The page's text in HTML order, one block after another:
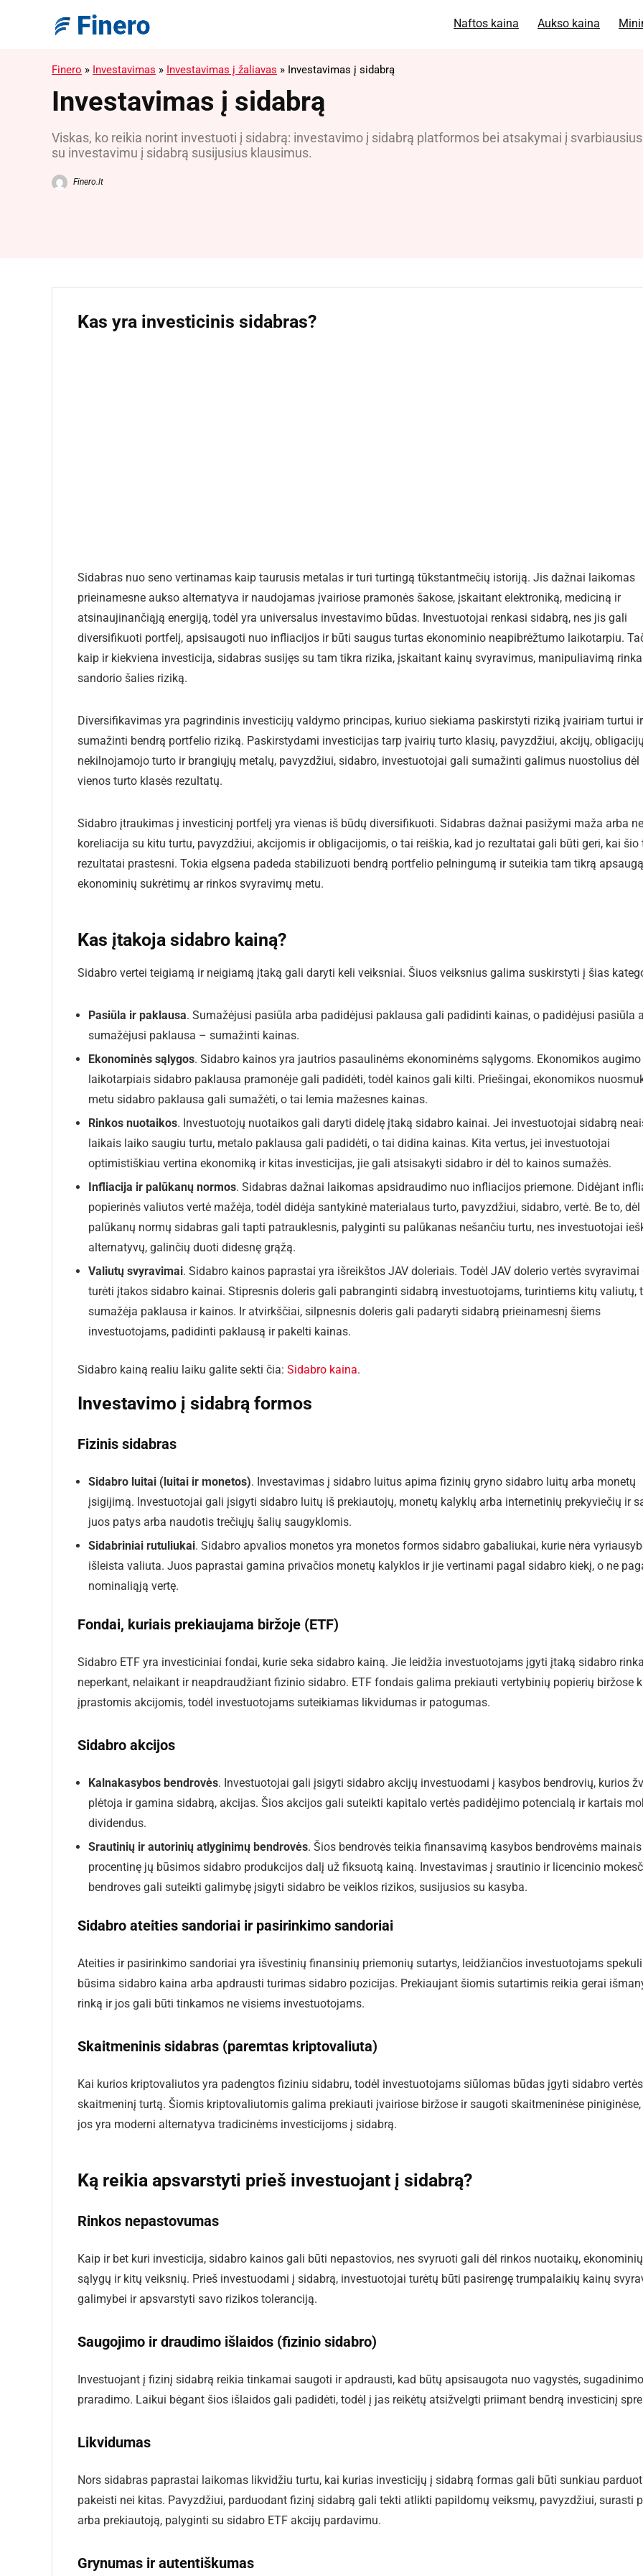
Naftos kaina Aukso kaina
Finero » Investavimas » Investavimas į žaliavas » Investavimas į sidabrą
Investavimas į sidabrą
Viskas, ko reikia norint investuoti į sidabrą: investavimo į sidabrą platformos bei atsakymai į svarbiausius
su investavimu į sidabrą susijusius klausimus.
Finero.lt
Kas yra investicinis sidabras?
Sidabras nuo seno vertinamas kaip taurusis metalas ir turi turtingą tūkstantmečių istoriją. Jis dažnai laikomas
prieinamesne aukso alternatyva ir naudojamas įvairiose pramonės šakose, įskaitant elektroniką, mediciną ir
atsinaujinančiąją energiją, todėl yra universalus investavimo būdas. Investuotojai renkasi sidabrą, nes jis gali
diversifikuoti portfelį, apsisaugoti nuo infliacijos ir būti saugus turtas ekonominio neapibrėžtumo laikotarpiu.
kaip ir kiekviena investicija, sidabras susijęs su tam tikra rizika, įskaitant kainų svyravimus, manipuliavimą
sandorio šalies riziką.
Diversifikavimas yra pagrindinis investicijų valdymo principas, kuriuo siekiama paskirstyti riziką įvairiam turtui
sumažinti bendrą portfelio riziką. Paskirstydami investicijas tarp įvairių turto klasių, pavyzdžiui, akcijų,
nekilnojamojo turto ir brangiųjų metalų, pavyzdžiui, sidabro, investuotojai gali sumažinti galimus nuostolius dėl
vienos turto klasės rezultatų.
Sidabro įtraukimas į investicinį portfelį yra vienas iš būdų diversifikuoti. Sidabras dažnai pasižymi maža arba
koreliacija su kitu turtu, pavyzdžiui, akcijomis ir obligacijomis, o tai reiškia, kad jo rezultatai gali būti geri, kai šio
rezultatai prastesni. Tokia elgsena padeda stabilizuoti bendrą portfelio pelningumą ir suteikia tam tikrą apsaugą
ekonominių sukrėtimų ar rinkos svyravimų metu.
Kas įtakoja sidabro kainą?
Sidabro vertei teigiamą ir neigiamą įtaką gali daryti keli veiksniai. Šiuos veiksnius galima suskirstyti į šias
Pasiūla ir paklausa. Sumažėjusi pasiūla arba padidėjusi paklausa gali padidinti kainas, o padidėjusi pasiūla
sumažėjusi paklausa – sumažinti kainas.
Ekonominės sąlygos. Sidabro kainos yra jautrios pasaulinėms ekonominėms sąlygoms. Ekonomikos augimo
laikotarpiais sidabro paklausa pramonėje gali padidėti, todėl kainos gali kilti. Priešingai, ekonomikos
metu sidabro paklausa gali sumažėti, o tai lemia mažesnes kainas.
Rinkos nuotaikos. Investuotojų nuotaikos gali daryti didelę įtaką sidabro kainai. Jei investuotojai sidabrą
laikais laiko saugiu turtu, metalo paklausa gali padidėti, o tai didina kainas. Kita vertus, jei investuotojai
optimistiškiau vertina ekonomiką ir kitas investicijas, jie gali atsisakyti sidabro ir dėl to kainos sumažės.
Infliacija ir palūkanų normos. Sidabras dažnai laikomas apsidraudimo nuo infliacijos priemone. Didėjant
popierinės valiutos vertė mažėja, todėl didėja santykinė materialaus turto, pavyzdžiui, sidabro, vertė. Be to,
palūkanų normų sidabras gali tapti patrauklesnis, palyginti su palūkanas nešančiu turtu, nes investuotojai
alternatyvų, galinčių duoti didesnę grąžą.
Valiutų svyravimai. Sidabro kainos paprastai yra išreikštos JAV doleriais. Todėl JAV dolerio vertės svyravimai
turėti įtakos sidabro kainai. Stipresnis doleris gali pabranginti sidabrą investuotojams, turintiems kitų valiutų,
sumažėja paklausa ir kainos. Ir atvirkščiai, silpnesnis doleris gali padaryti sidabrą prieinamesnį šiems
investuotojams, padidinti paklausą ir pakelti kainas.
Sidabro kainą realiu laiku galite sekti čia: Sidabro kaina.
Investavimo į sidabrą formos
Fizinis sidabras
Sidabro luitai (luitai ir monetos). Investavimas į sidabro luitus apima fizinių gryno sidabro luitų arba monetų
įsigijimą. Investuotojai gali įsigyti sidabro luitų iš prekiautojų, monetų kalyklų arba internetinių prekyviečių ir
juos patys arba naudotis trečiųjų šalių saugyklomis.
Sidabriniai rutuliukai. Sidabro apvalios monetos yra monetos formos sidabro gabaliukai, kurie nėra
išleista valiuta. Juos paprastai gamina privačios monetų kalyklos ir jie vertinami pagal sidabro kiekį, o ne
nominaliąją vertę.
Fondai, kuriais prekiaujama biržoje (ETF)
Sidabro ETF yra investiciniai fondai, kurie seka sidabro kainą. Jie leidžia investuotojams įgyti įtaką sidabro
neperkant, nelaikant ir neapdraudžiant fizinio sidabro. ETF fondais galima prekiauti vertybinių popierių biržose
įprastomis akcijomis, todėl investuotojams suteikiamas likvidumas ir patogumas.
Sidabro akcijos
Kalnakasybos bendrovės. Investuotojai gali įsigyti sidabro akcijų investuodami į kasybos bendrovių, kurios
plėtoja ir gamina sidabrą, akcijas. Šios akcijos gali suteikti kapitalo vertės padidėjimo potencialą ir kartais
dividendus.
Srautinių ir autorinių atlyginimų bendrovės. Šios bendrovės teikia finansavimą kasybos bendrovėms
procentinę jų būsimos sidabro produkcijos dalį už fiksuotą kainą. Investavimas į srautinio ir licencinio
bendroves gali suteikti galimybę įsigyti sidabro be veiklos rizikos, susijusios su kasyba.
Sidabro ateities sandoriai ir pasirinkimo sandoriai
Ateities ir pasirinkimo sandoriai yra išvestinių finansinių priemonių sutartys, leidžiančios investuotojams
būsima sidabro kaina arba apdrausti turimas sidabro pozicijas. Prekiaujant šiomis sutartimis reikia gerai
rinką ir jos gali būti tinkamos ne visiems investuotojams.
Skaitmeninis sidabras (paremtas kriptovaliuta)
Kai kurios kriptovaliutos yra padengtos fiziniu sidabru, todėl investuotojams siūlomas būdas įgyti sidabro
skaitmeninį turtą. Šiomis kriptovaliutomis galima prekiauti įvairiose biržose ir saugoti skaitmeninėse piniginėse,
jos yra moderni alternatyva tradicinėms investicijoms į sidabrą.
Ką reikia apsvarstyti prieš investuojant į sidabrą?
Rinkos nepastovumas
Kaip ir bet kuri investicija, sidabro kainos gali būti nepastovios, nes svyruoti gali dėl rinkos nuotaikų, ekonominių
sąlygų ir kitų veiksnių. Prieš investuodami į sidabrą, investuotojai turėtų būti pasirengę trumpalaikių kainų
galimybei ir apsvarstyti savo rizikos toleranciją.
Saugojimo ir draudimo išlaidos (fizinio sidabro)
Investuojant į fizinį sidabrą reikia tinkamai saugoti ir apdrausti, kad būtų apsisaugota nuo vagystės,
praradimo. Laikui bėgant šios išlaidos gali padidėti, todėl į jas reikėtų atsižvelgti priimant bendrą investicinį
Likvidumas
Nors sidabras paprastai laikomas likvidžiu turtu, kai kurias investicijų į sidabrą formas gali būti sunkiau
pakeisti nei kitas. Pavyzdžiui, parduodant fizinį sidabrą gali tekti atlikti papildomų veiksmų, pavyzdžiui, surasti
arba prekiautoją, palyginti su sidabro ETF akcijų pardavimu.
Grynumas ir autentiškumas